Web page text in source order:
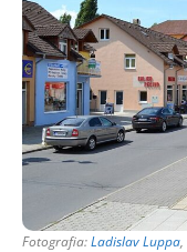
Fotografia:Ladislav Luppa,